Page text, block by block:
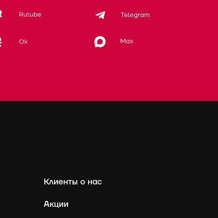
Rutube Telegram
Ok Max
Клиенты о нас
Акции